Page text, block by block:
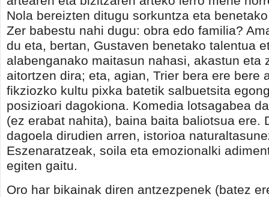
Nola bereizten ditugu sorkuntza eta
Zer babestu nahi dugu: obra edo familia?
du eta, bertan, Gustaven benetako talentua
alabenganako maitasun nahasi, akastun eta
aitortzen dira; eta, agian, Trier bera ere bere
fikziozko kultu pixka batetik salbuetsita
posizioari dagokiona. Komedia lotsagabea
(ez erabat nahita), baina baita baliotsua ere.
dagoela dirudien arren, istorioa
Eszenaratzeak, soila eta emozionalki
egiten gaitu.
Oro har bikainak diren antzezpenek (batez